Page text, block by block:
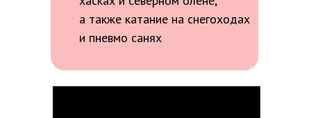
а также катание на снегоходах
и пневмо санях